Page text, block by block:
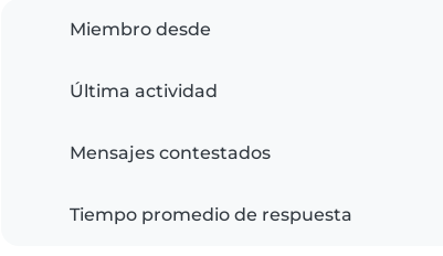
Miembro desde
Última actividad
Mensajes contestados
Tiempo promedio de respuesta